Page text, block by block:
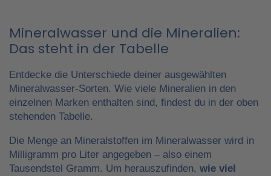
Mineralwasser und die Mineralien:
Das steht in der Tabelle
Entdecke die Unterschiede deiner ausgewählten
Mineralwasser-Sorten. Wie viele Mineralien in den
einzelnen Marken enthalten sind, findest du in der oben
stehenden Tabelle.
Die Menge an Mineralstoffen im Mineralwasser wird in
Milligramm pro Liter angegeben – also einem
Tausendstel Gramm. Um herauszufinden, wie viel